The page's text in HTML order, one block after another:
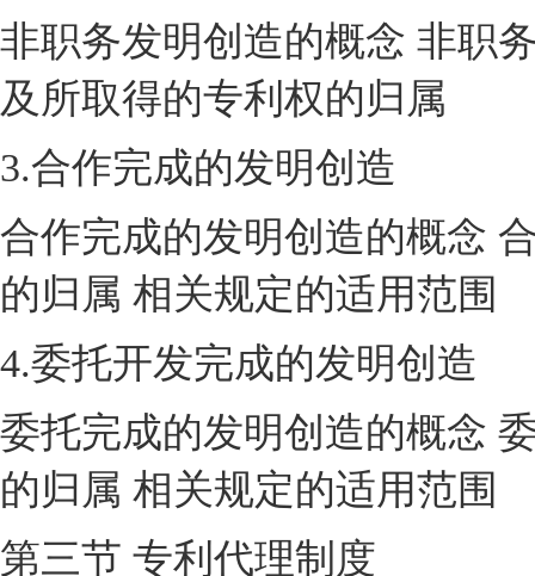
非职务发明创造的概念 非职
及所取得的专利权的归属
3.合作完成的发明创造
合作完成的发明创造的概念
的归属 相关规定的适用范围
4.委托开发完成的发明创造
委托完成的发明创造的概念
的归属 相关规定的适用范围
第三节 专利代理制度